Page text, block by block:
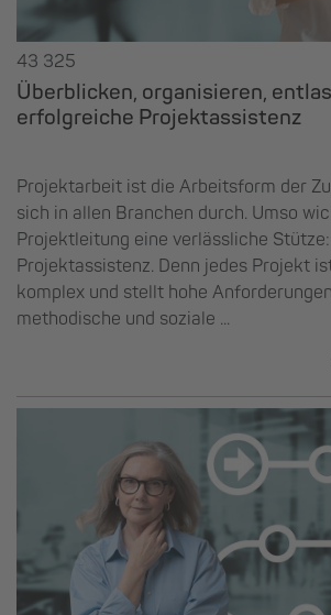
43 325
Überblicken, organisieren,
erfolgreiche Projektassistenz
Projektarbeit ist die Arbeitsform der
sich in allen Branchen durch. Umso
Projektleitung eine verlässliche
Projektassistenz. Denn jedes Projekt
komplex und stellt hohe
methodische und soziale ...